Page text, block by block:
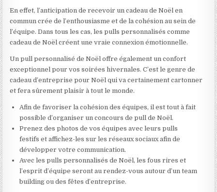
En effet, l’anticipation de recevoir un cadeau de Noël en
commun crée de l’enthousiasme et de la cohésion au sein de
l’équipe. Dans tous les cas, les pulls personnalisés comme
cadeau de Noël créent une vraie connexion émotionnelle.
Un pull personnalisé de Noël offre également un confort
exceptionnel pour vos soirées hivernales. C’est le genre de
cadeau d’entreprise pour Noël qui va certainement cartonner
et fera sûrement plaisir à tout le monde.
Afin de favoriser la cohésion des équipes, il est tout à fait
possible d’organiser un concours de pull de Noël.
Prenez des photos de vos équipes avec leurs pulls
festifs et affichez-les sur les réseaux sociaux afin de
développer votre communication.
Avec les pulls personnalisés de Noël, les fous rires et
l’esprit d’équipe seront au rendez-vous autour d’un team
building ou des fêtes d’entreprise.